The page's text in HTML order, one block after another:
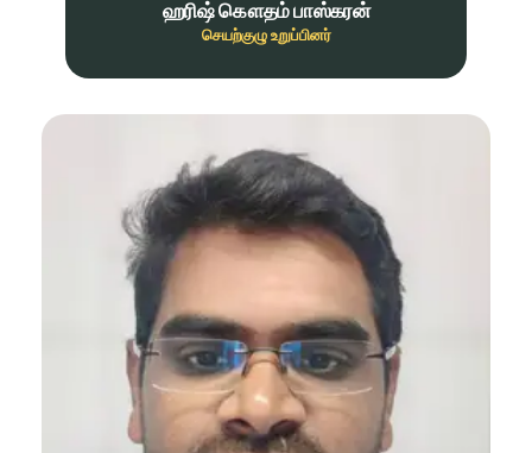
ஹரிஷ் கௌதம் பாஸ்கரன்
செயற்குழு உறுப்பினர்